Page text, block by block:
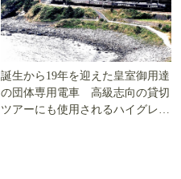
誕生から19年を迎えた皇室御用達
の団体専用電車 高級志向の貸切
ツアーにも使用されるハイグレー